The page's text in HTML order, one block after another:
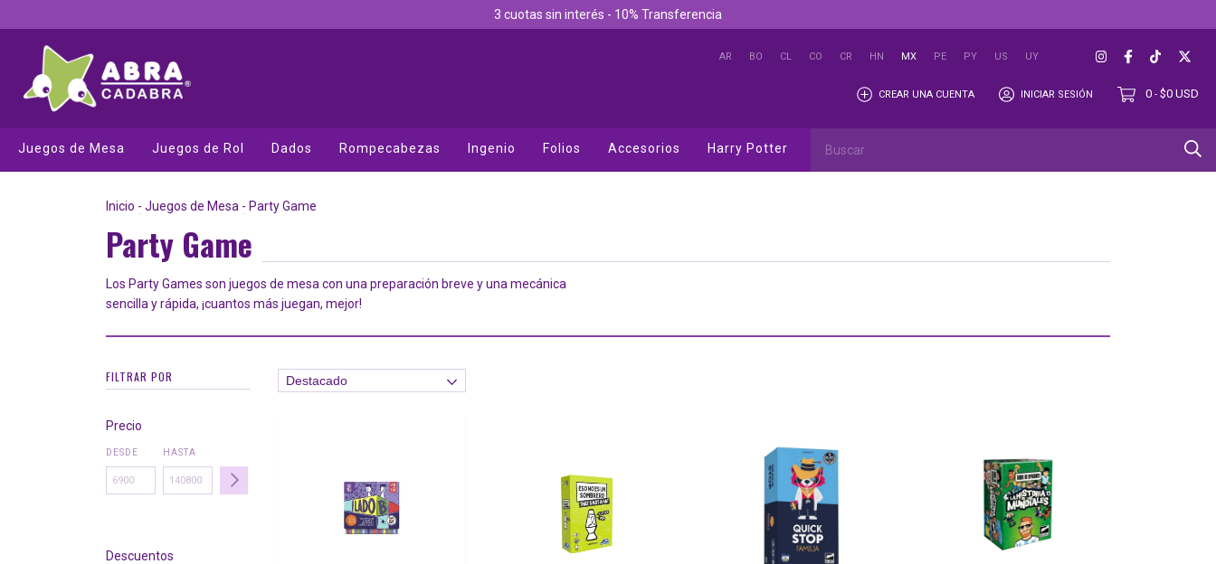
3 cuotas sin interés - 10% Transferencia
AR BO CL CO CR HN MX PE PY US UY
CREAR UNA CUENTA INICIAR SESIÓN 0 - $0 USD
Juegos de Mesa Juegos de Rol Dados Rompecabezas Ingenio Folios Accesorios Harry Potter
Inicio - Juegos de Mesa - Party Game
Party Game
Los Party Games son juegos de mesa con una preparación breve y una mecánica
sencilla y rápida, ¡cuantos más juegan, mejor!
FILTRAR POR
Precio
DESDE HASTA
Descuentos